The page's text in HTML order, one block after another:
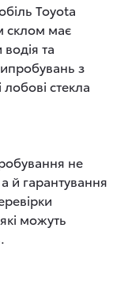
Toyota
склом має
та
з
стекла
не
й гарантування
можуть